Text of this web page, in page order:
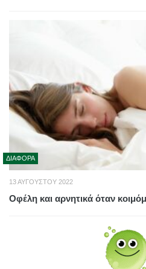
ΔΙΆΦΟΡΑ
13 ΑΥΓΟΎΣΤΟΥ 2022
Οφέλη και αρνητικά όταν